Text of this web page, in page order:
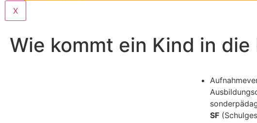
X
Wie kommt ein Kind in
SF